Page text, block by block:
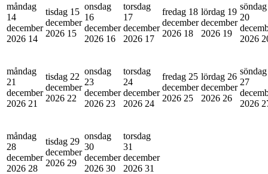
måndag
14
december
2026 14
tisdag 15
december
2026 15
onsdag
16
december
2026 16
torsdag
17
december
2026 17
fredag 18
december
2026 18
lördag 19
december
2026 19
söndag
20
2026
måndag
21
december
2026 21
tisdag 22
december
2026 22
onsdag
23
december
2026 23
torsdag
24
december
2026 24
fredag 25
december
2026 25
lördag 26
december
2026 26
söndag
27
2026
måndag
28
december
2026 28
tisdag 29
december
2026 29
onsdag
30
december
2026 30
torsdag
31
december
2026 31